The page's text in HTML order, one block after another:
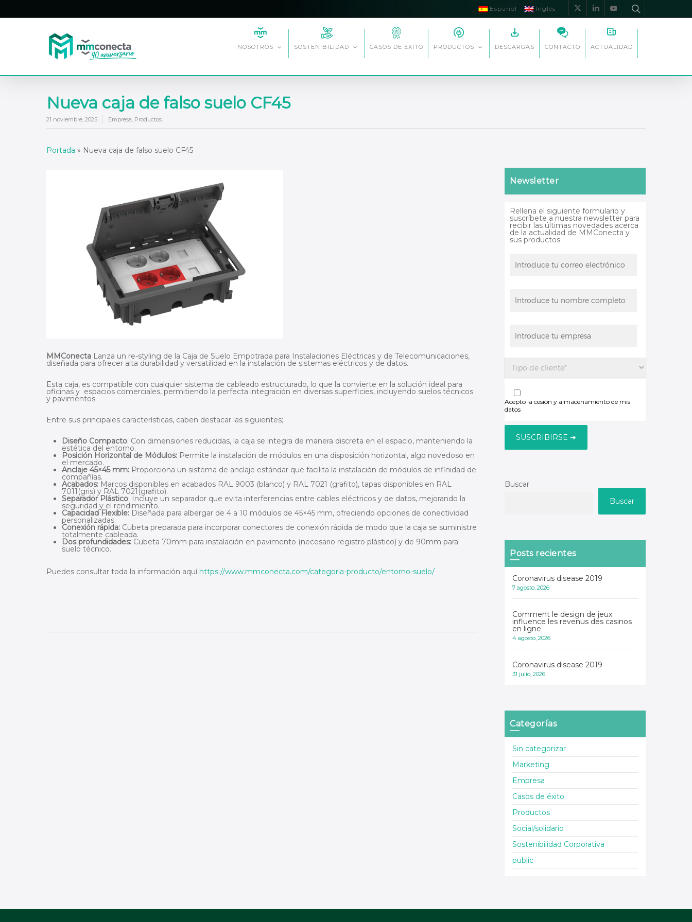
main
x-
linkedinyoutube
Español Inglés
NOSOTROS SOSTENIBILIDAD CASOS DE ÉXITO PRODUCTOS DESCARGAS CONTACTO ACTUALIDAD
Nueva caja de falso suelo CF45
21 noviembre, 2025 Empresa, Productos
Portada » Nueva caja de falso suelo CF45
MMConecta Lanza un re-styling de la Caja de Suelo Empotrada para Instalaciones Eléctricas y de Telecomunicaciones,
diseñada para ofrecer alta durabilidad y versatilidad en la instalación de sistemas eléctricos y de datos.
Esta caja, es compatible con cualquier sistema de cableado estructurado, lo que la convierte en la solución ideal para
oficinas y espacios comerciales, permitiendo la perfecta integración en diversas superficies, incluyendo suelos técnicos
y pavimentos.
Entre sus principales características, caben destacar las siguientes;
Diseño Compacto: Con dimensiones reducidas, la caja se integra de manera discreta en el espacio, manteniendo la
estética del entorno.
Posición Horizontal de Módulos: Permite la instalación de módulos en una disposición horizontal, algo novedoso en
el mercado.
Anclaje 45×45 mm: Proporciona un sistema de anclaje estándar que facilita la instalación de módulos de infinidad de
compañías.
Acabados: Marcos disponibles en acabados RAL 9003 (blanco) y RAL 7021 (grafito), tapas disponibles en RAL
7011(gris) y RAL 7021(grafito).
Separador Plástico: Incluye un separador que evita interferencias entre cables eléctricos y de datos, mejorando la
seguridad y el rendimiento.
Capacidad Flexible: Diseñada para albergar de 4 a 10 módulos de 45×45 mm, ofreciendo opciones de conectividad
personalizadas.
Conexión rápida: Cubeta preparada para incorporar conectores de conexión rápida de modo que la caja se suministre
totalmente cableada.
Dos profundidades: Cubeta 70mm para instalación en pavimento (necesario registro plástico) y de 90mm para
suelo técnico.
Puedes consultar toda la información aquí https://www.mmconecta.com/categoria-producto/entorno-suelo/
Newsletter
Rellena el siguiente formulario y
suscríbete a nuestra newsletter para
recibir las últimas novedades acerca
de la actualidad de MMConecta y
sus productos:
Acepto la cesión y almacenamiento de mis
datos
Buscar
Buscar
Posts recientes
Coronavirus disease 2019
7 agosto, 2026
Comment le design de jeux
influence les revenus des casinos
en ligne
4 agosto, 2026
Coronavirus disease 2019
31 julio, 2026
Categorías
Sin categorizar
Marketing
Empresa
Casos de éxito
Productos
Social/solidario
Sostenibilidad Corporativa
public